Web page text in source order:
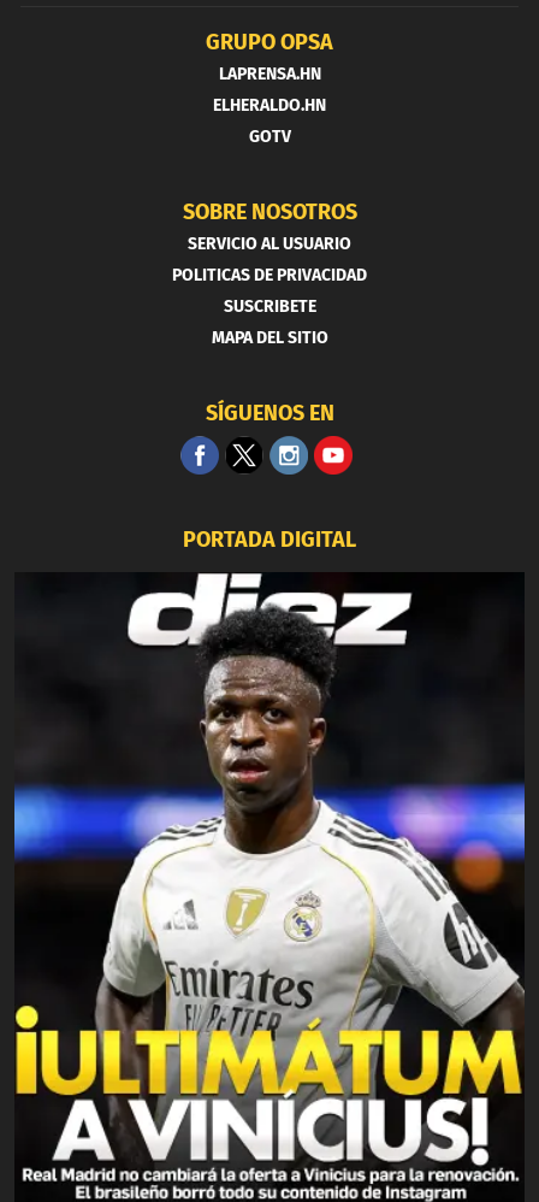
GRUPO OPSA
LAPRENSA.HN
ELHERALDO.HN
GOTV
SOBRE NOSOTROS
SERVICIO AL USUARIO
POLITICAS DE PRIVACIDAD
SUSCRIBETE
MAPA DEL SITIO
SÍGUENOS EN
PORTADA DIGITAL